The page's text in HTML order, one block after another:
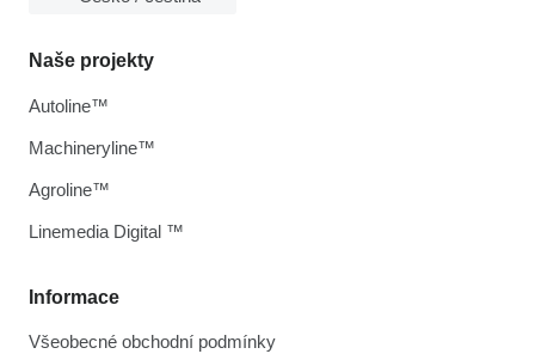
Informace
Všeobecné obchodní podmínky
Naše projekty
Autoline™
Machineryline™
Agroline™
Linemedia Digital ™